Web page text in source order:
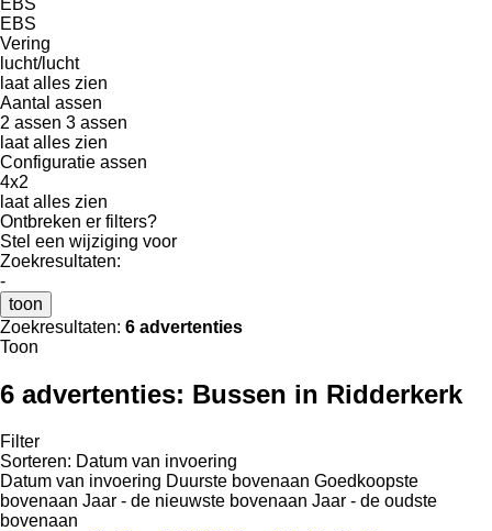
EBS
Vering
lucht/lucht
laat alles zien
Aantal assen
2 assen 3 assen
laat alles zien
Configuratie assen
4x2
laat alles zien
Ontbreken er filters?
Stel een wijziging voor
Zoekresultaten:
-
toon
Zoekresultaten: 6 advertenties
Toon
6 advertenties: Bussen in Ridderkerk
Filter
Sorteren: Datum van invoering
Datum van invoering Duurste bovenaan Goedkoopste
bovenaan Jaar - de nieuwste bovenaan Jaar - de oudste
bovenaan